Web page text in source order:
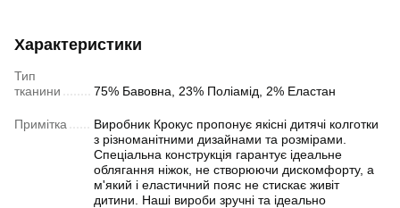
Характеристики
Тип
тканини
75% Бавовна, 23% Поліамід, 2% Еластан
Примітка
Виробник Крокус пропонує якісні дитячі колготки
з різноманітними дизайнами та розмірами.
Спеціальна конструкція гарантує ідеальне
облягання ніжок, не створюючи дискомфорту, а
м'який і еластичний пояс не стискає живіт
дитини. Наші вироби зручні та ідеально